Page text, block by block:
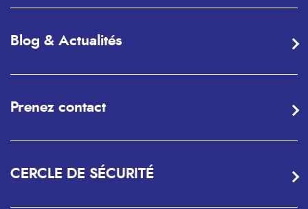
Blog & Actualités
Prenez contact
CERCLE DE SÉCURITÉ